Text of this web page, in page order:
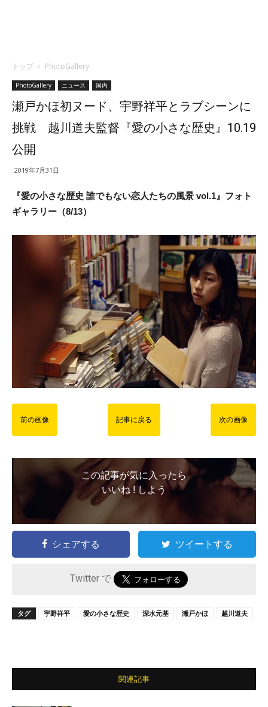
トップ PhotoGallery
PhotoGallery ニュース 国内
瀬戸かほ初ヌード、宇野祥平とラブシーンに
挑戦 越川道夫監督『愛の小さな歴史』10.19
公開
2019年7月31日
『愛の小さな歴史 誰でもない恋人たちの風景 vol.1』フォト
ギャラリー（8/13）
前の画像 記事に戻る 次の画像
この記事が気に入ったら
いいね ! しよう
シェアする ツイートする
Twitter で
タグ 宇野祥平 愛の小さな歴史 深水元基 瀬戸かほ 越川道夫
関連記事